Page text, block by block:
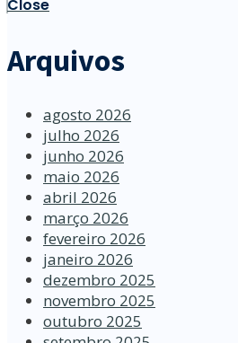
Close
Arquivos
agosto 2026
julho 2026
junho 2026
maio 2026
abril 2026
março 2026
fevereiro 2026
janeiro 2026
dezembro 2025
novembro 2025
outubro 2025